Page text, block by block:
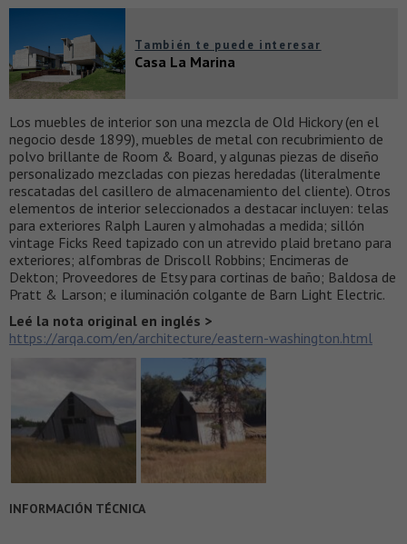
También te puede interesar
Casa La Marina
Los muebles de interior son una mezcla de Old Hickory (en el
negocio desde 1899), muebles de metal con recubrimiento de
polvo brillante de Room & Board, y algunas piezas de diseño
personalizado mezcladas con piezas heredadas (literalmente
rescatadas del casillero de almacenamiento del cliente). Otros
elementos de interior seleccionados a destacar incluyen: telas
para exteriores Ralph Lauren y almohadas a medida; sillón
vintage Ficks Reed tapizado con un atrevido plaid bretano para
exteriores; alfombras de Driscoll Robbins; Encimeras de
Dekton; Proveedores de Etsy para cortinas de baño; Baldosa de
Pratt & Larson; e iluminación colgante de Barn Light Electric.
Leé la nota original en inglés >
https://arqa.com/en/architecture/eastern-washington.html
INFORMACIÓN TÉCNICA